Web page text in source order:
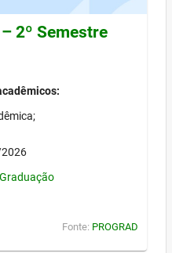
2º Semestre
Fonte: PROGRAD